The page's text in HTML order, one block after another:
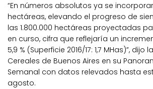
“En números absolutos ya se
hectáreas, elevando el progreso de
las 1.800.000 hectáreas proyectadas
en curso, cifra que reflejaría un
5,9 % (Superficie 2016/17: 1,7 MHas)”, dijo
Cereales de Buenos Aires en su
Semanal con datos relevados hasta
agosto.